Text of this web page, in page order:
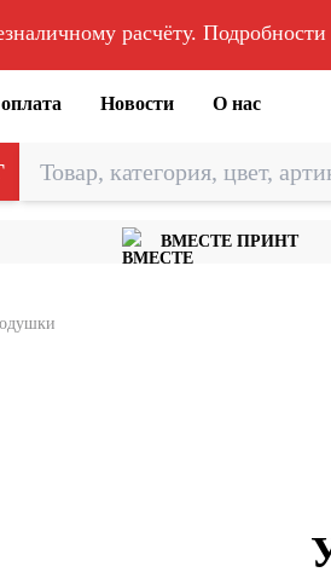
расчёту.
Новости О нас
ВМЕСТЕ ПРИНТ